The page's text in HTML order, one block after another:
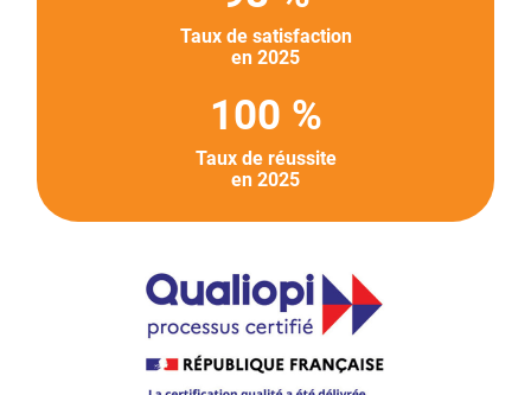
Taux de satisfaction
en 2025
100 %
Taux de réussite
en 2025